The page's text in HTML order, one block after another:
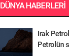
HABERLERI
Irak
Petrolün